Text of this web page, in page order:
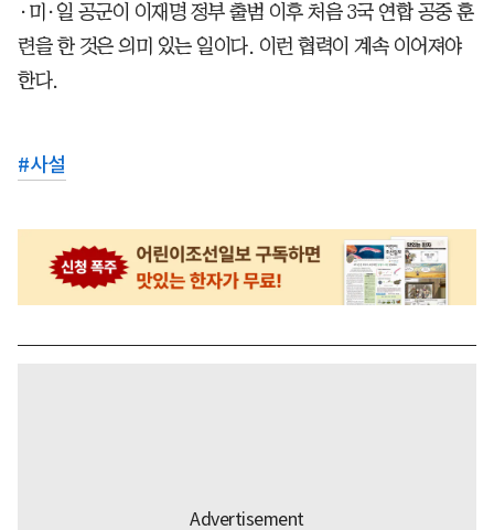
·미·일 공군이 이재명 정부 출범 이후 처음 3국 연합 공중 훈
련을 한 것은 의미 있는 일이다. 이런 협력이 계속 이어져야
한다.
#사설